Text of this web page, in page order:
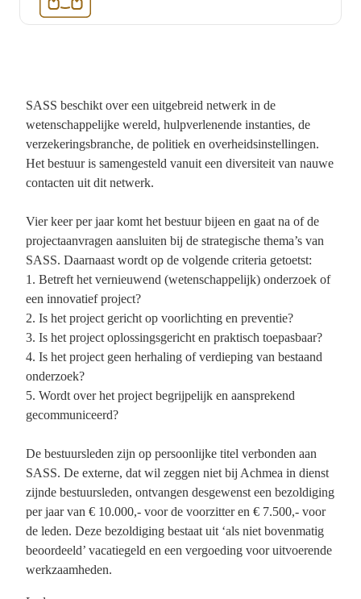
SASS beschikt over een uitgebreid netwerk in de
wetenschappelijke wereld, hulpverlenende instanties, de
verzekeringsbranche, de politiek en overheidsinstellingen.
Het bestuur is samengesteld vanuit een diversiteit van nauwe
contacten uit dit netwerk.
Vier keer per jaar komt het bestuur bijeen en gaat na of de
projectaanvragen aansluiten bij de strategische thema’s van
SASS. Daarnaast wordt op de volgende criteria getoetst:
1. Betreft het vernieuwend (wetenschappelijk) onderzoek of
een innovatief project?
2. Is het project gericht op voorlichting en preventie?
3. Is het project oplossingsgericht en praktisch toepasbaar?
4. Is het project geen herhaling of verdieping van bestaand
onderzoek?
5. Wordt over het project begrijpelijk en aansprekend
gecommuniceerd?
De bestuursleden zijn op persoonlijke titel verbonden aan
SASS. De externe, dat wil zeggen niet bij Achmea in dienst
zijnde bestuursleden, ontvangen desgewenst een bezoldiging
per jaar van € 10.000,- voor de voorzitter en € 7.500,- voor
de leden. Deze bezoldiging bestaat uit ‘als niet bovenmatig
beoordeeld’ vacatiegeld en een vergoeding voor uitvoerende
werkzaamheden.